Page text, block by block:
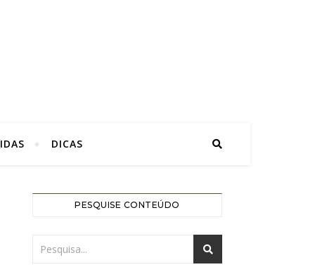
DICAS
PESQUISE CONTEÚDO